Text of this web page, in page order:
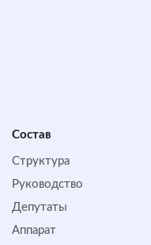
Состав
Структура
Руководство
Депутаты
Аппарат